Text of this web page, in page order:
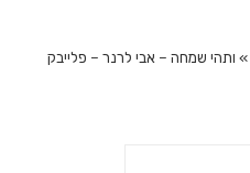
» ותהי שמחה – אבי לרנר – פלייבק